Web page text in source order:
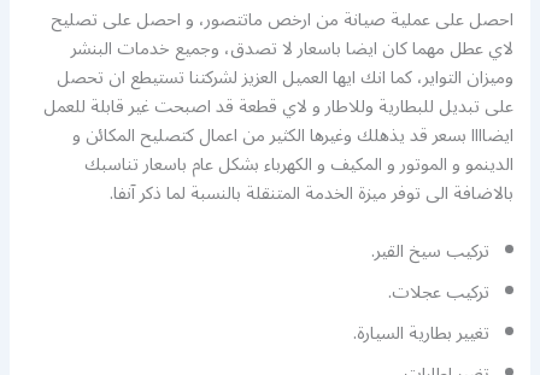
احصل على عملية صيانة من ارخص ماتتصور، و احصل على تصليح
لاي عطل مهما كان ايضا باسعار لا تصدق، وجميع خدمات البنشر
وميزان التواير، كما انك ايها العميل العزيز لشركتنا تستيطع ان تحصل
على تبديل للبطارية وللاطار و لاي قطعة قد اصبحت غير قابلة للعمل
ايضاااا بسعر قد يذهلك وغيرها الكثير من اعمال كتصليح المكائن و
الدينمو و الموتور و المكيف و الكهرباء بشكل عام باسعار تناسبك
بالاضافة الى توفر ميزة الخدمة المتنقلة بالنسبة لما ذكر آنفا.
تركيب سيخ القير.
تركيب عجلات.
تغيير بطارية السيارة.